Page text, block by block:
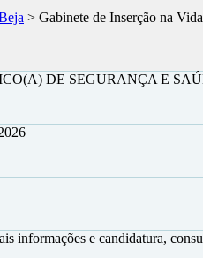
> Gabinete de Inserção na
DE SEGURANÇA E
informações e candidatura,